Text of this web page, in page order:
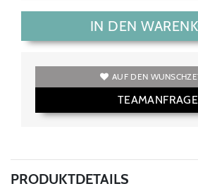
IN DEN
AUF DEN
TEAMANFRAGE
PRODUKTDETAILS